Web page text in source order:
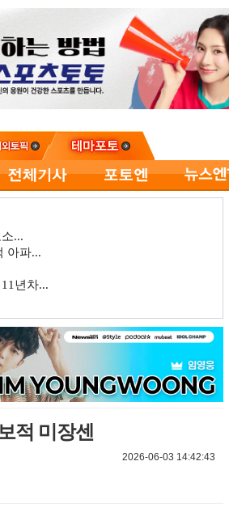
...
아파...
년차...
적 미장센
2026-06-03 14:42:43